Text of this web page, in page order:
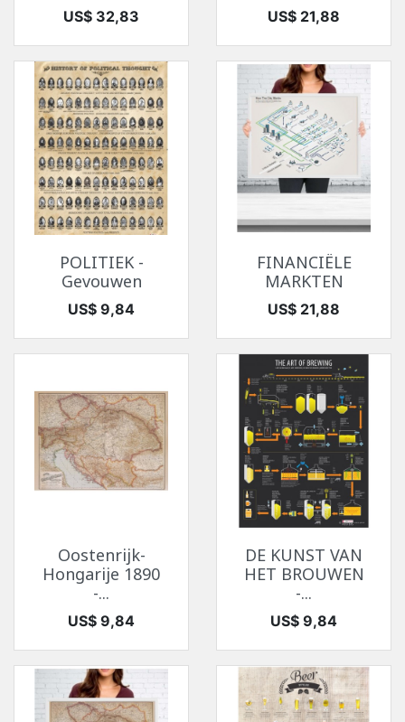
Prijs
US$ 32,83 Prijs
US$ 21,88
POLITIEK -
Gevouwen
Prijs
US$ 9,84
FINANCIËLE
MARKTEN
Prijs
US$ 21,88
Oostenrijk-
Hongarije 1890
-...
Prijs
US$ 9,84
DE KUNST VAN
HET BROUWEN
-...
Prijs
US$ 9,84